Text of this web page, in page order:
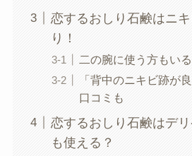
恋するおしり石鹸はニ
り！
二の腕に使う方もいる
「背中のニキビ跡が
口コミも
恋するおしり石鹸はデ
も使える？